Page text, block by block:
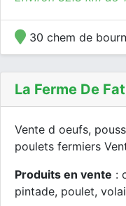
30 chem de
La Ferme De
Vente d oeufs,
poulets fermiers
Produits en vente :
pintade, poulet,